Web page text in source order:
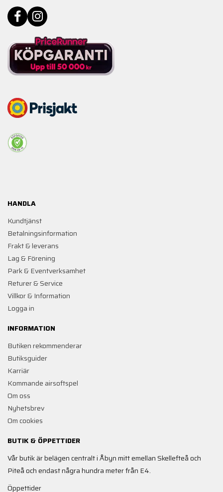
HANDLA
Kundtjänst
Betalningsinformation
Frakt & leverans
Lag & Förening
Park & Eventverksamhet
Returer & Service
Villkor & Information
Logga in
INFORMATION
Butiken rekommenderar
Butiksguider
Karriär
Kommande airsoftspel
Om oss
Nyhetsbrev
Om cookies
BUTIK & ÖPPETTIDER
Vår butik är belägen centralt i Åbyn mitt emellan Skellefteå och
Piteå och endast några hundra meter från E4.
Öppettider